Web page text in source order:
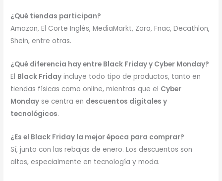
¿Qué tiendas participan?
Amazon, El Corte Inglés, MediaMarkt, Zara, Fnac, Decathlon,
Shein, entre otras.
¿Qué diferencia hay entre Black Friday y Cyber Monday?
El Black Friday incluye todo tipo de productos, tanto en
tiendas físicas como online, mientras que el Cyber
Monday se centra en descuentos digitales y
tecnológicos.
¿Es el Black Friday la mejor época para comprar?
Sí, junto con las rebajas de enero. Los descuentos son
altos, especialmente en tecnología y moda.